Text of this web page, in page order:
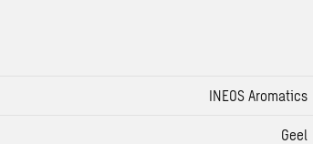
INEOS Aromatics
Geel